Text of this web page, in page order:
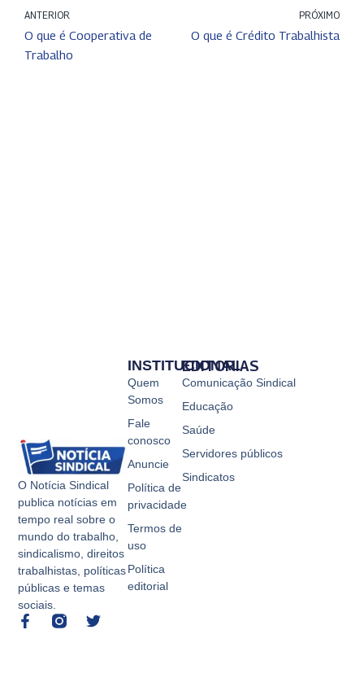
ANTERIOR
O que é Cooperativa de
Trabalho
PRÓXIMO
O que é Crédito Trabalhista
O Notícia Sindical
publica notícias em
tempo real sobre o
mundo do trabalho,
sindicalismo, direitos
trabalhistas, políticas
públicas e temas
sociais.
EDITORIAS
Comunicação Sindical
Educação
Saúde
Servidores públicos
Sindicatos
INSTITUCIONAL
Quem
Somos
Fale
conosco
Anuncie
Política de
privacidade
Termos de
uso
Política
editorial